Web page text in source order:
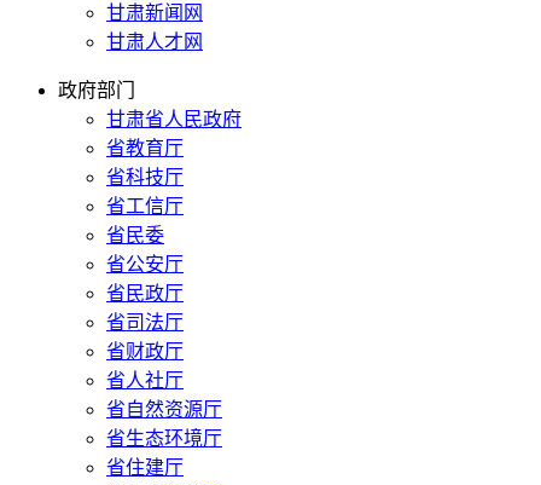
甘肃新闻网
甘肃人才网
政府部门
甘肃省人民政府
省教育厅
省科技厅
省工信厅
省民委
省公安厅
省民政厅
省司法厅
省财政厅
省人社厅
省自然资源厅
省生态环境厅
省住建厅